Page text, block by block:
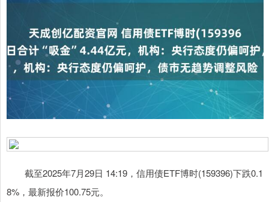
截至2025年7月29日 14:19，信用债ETF博时(159396)下跌0.1
8%，最新报价100.75元。